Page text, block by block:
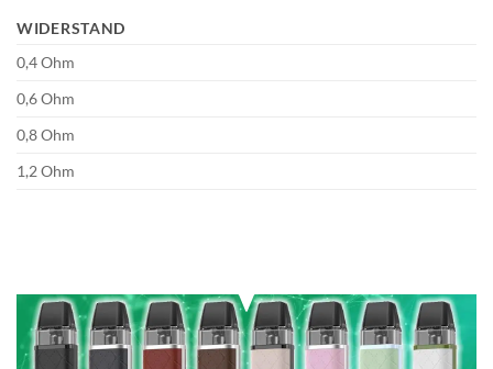
WIDERSTAND
0,4 Ohm
0,6 Ohm
0,8 Ohm
1,2 Ohm